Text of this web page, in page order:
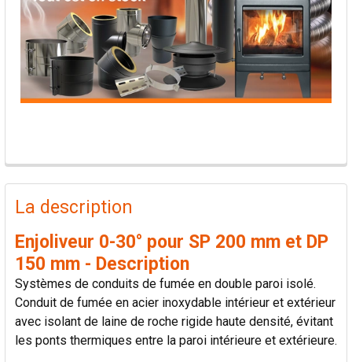
PRODUITS
FRÉQUEMMENT
ACHETÉS
SÉLECTIONNER
AJOUTER
LA
La description
Enjoliveur 0-30° pour SP 200 mm et DP
150 mm - Description
Systèmes de conduits de fumée en double paroi isolé.
Conduit de fumée en acier inoxydable intérieur et extérieur
avec isolant de laine de roche rigide haute densité, évitant
les ponts thermiques entre la paroi intérieure et extérieure.